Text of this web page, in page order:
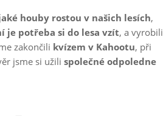
houby rostou v našich lesích,
je potřeba si do lesa vzít, a vyrobili
zakončili kvízem v Kahootu, při
jsme si užili společné odpoledne